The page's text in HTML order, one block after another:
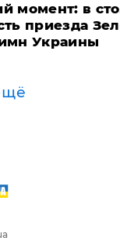
момент: в
приезда
Украины